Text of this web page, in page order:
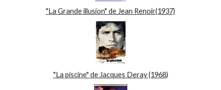
"La Grande illusion" de Jean Renoir(1937)
"La piscine" de Jacques Deray (1968)